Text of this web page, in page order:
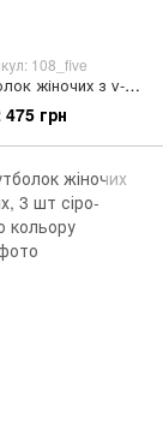
108_five
Набір футболок жіночих з v-образним вирізом, 5 шт блакитного кольору
475 грн